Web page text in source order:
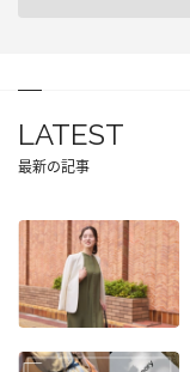
LATEST
最新の記事